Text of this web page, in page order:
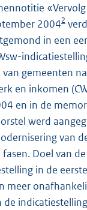
20042
in een
gemeenten
en inkomen
en in de
werd
van
Doel van
in de
meer
de